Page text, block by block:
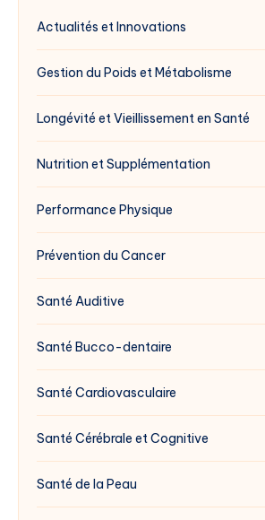
Actualités et Innovations
Gestion du Poids et Métabolisme
Longévité et Vieillissement en Santé
Nutrition et Supplémentation
Performance Physique
Prévention du Cancer
Santé Auditive
Santé Bucco-dentaire
Santé Cardiovasculaire
Santé Cérébrale et Cognitive
Santé de la Peau